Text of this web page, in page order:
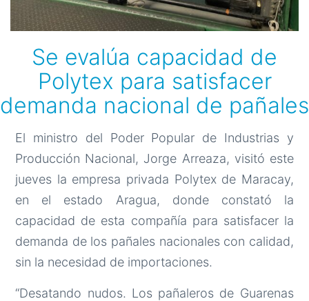
Se evalúa capacidad de
Polytex para satisfacer
demanda nacional de pañales
El ministro del Poder Popular de Industrias y
Producción Nacional, Jorge Arreaza, visitó este
jueves la empresa privada Polytex de Maracay,
en el estado Aragua, donde constató la
capacidad de esta compañía para satisfacer la
demanda de los pañales nacionales con calidad,
sin la necesidad de importaciones.
“Desatando nudos. Los pañaleros de Guarenas